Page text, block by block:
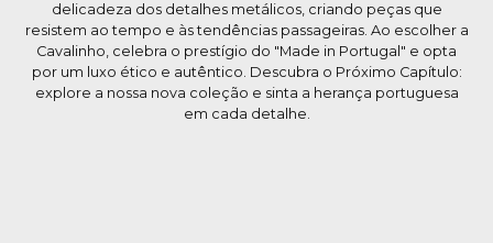
delicadeza dos detalhes metálicos, criando peças que
resistem ao tempo e às tendências passageiras. Ao escolher a
Cavalinho, celebra o prestígio do "Made in Portugal" e opta
por um luxo ético e autêntico. Descubra o Próximo Capítulo:
explore a nossa nova coleção e sinta a herança portuguesa
em cada detalhe.